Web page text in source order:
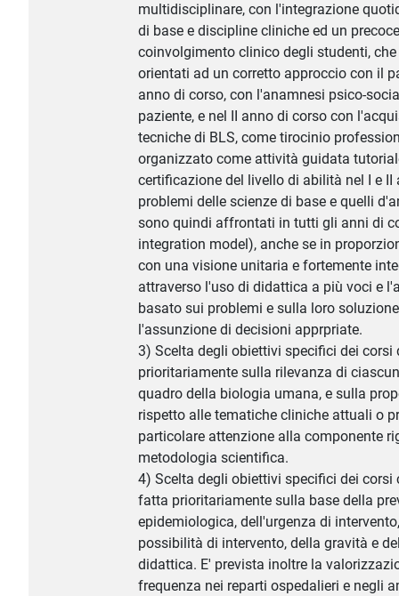
multidisciplinare, con l'integrazione
di base e discipline cliniche ed un precoce
coinvolgimento clinico degli studenti,
orientati ad un corretto approccio con il
anno di corso, con l'anamnesi psico-
paziente, e nel II anno di corso con
tecniche di BLS, come tirocinio
organizzato come attività guidata
certificazione del livello di abilità nel I e II
problemi delle scienze di base e quelli
sono quindi affrontati in tutti gli anni di
integration model), anche se in
con una visione unitaria e fortemente
attraverso l'uso di didattica a più voci e
basato sui problemi e sulla loro
l'assunzione di decisioni apprpriate.
3) Scelta degli obiettivi specifici dei corsi
prioritariamente sulla rilevanza di
quadro della biologia umana, e sulla
rispetto alle tematiche cliniche attuali o
particolare attenzione alla componente
metodologia scientifica.
4) Scelta degli obiettivi specifici dei corsi
fatta prioritariamente sulla base della
epidemiologica, dell'urgenza di
possibilità di intervento, della gravità e
didattica. E' prevista inoltre la
frequenza nei reparti ospedalieri e negli